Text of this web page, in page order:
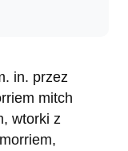
in. przez
mitch
wtorki z